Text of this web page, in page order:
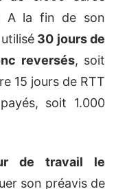
A la fin de son
30 jours de
reversés, soit
15 jours de RTT
soit 1.000
de travail le
son préavis de